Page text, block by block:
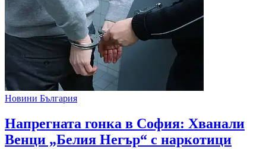
Новини България
Напрегната гонка в София: Хванали
Венци „Белия Негър“ с наркотици